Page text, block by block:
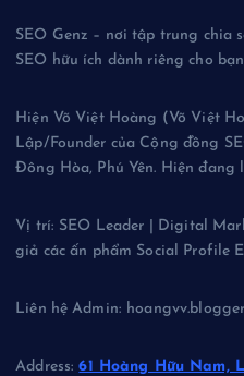
SEO Genz – nơi tập trung chia
SEO hữu ích dành riêng cho
Hiện Võ Việt Hoàng (Võ Việt
Lập/Founder của Cộng đồng
Đông Hòa, Phú Yên. Hiện
Vị trí: SEO Leader | Digital
giả các ấn phẩm Social Profile
Liên hệ Admin:
Address:61 Hoàng Hữu Nam,